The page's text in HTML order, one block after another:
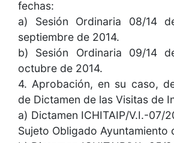
fechas:
a) Sesión Ordinaria 08/14
septiembre de 2014.
b) Sesión Ordinaria 09/14
octubre de 2014.
4. Aprobación, en su caso,
de Dictamen de las Visitas de
a) Dictamen ICHITAIP/V.I.-07/
Sujeto Obligado Ayuntamiento